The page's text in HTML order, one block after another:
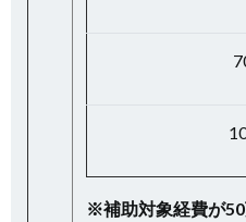
※補助対象経費が